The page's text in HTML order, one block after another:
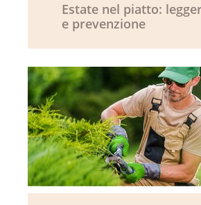
Estate nel piatto:
e prevenzione